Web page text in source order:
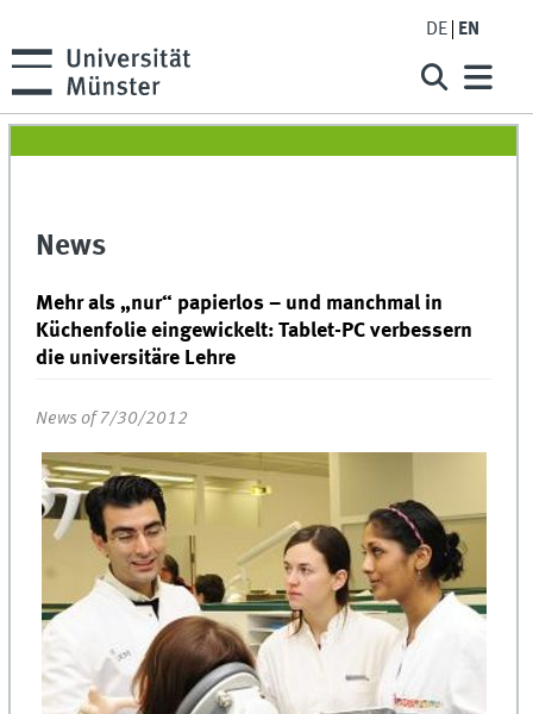
DE EN
News
Mehr als „nur“ papierlos – und manchmal in
Küchenfolie eingewickelt: Tablet-PC verbessern
die universitäre Lehre
News of 7/30/2012